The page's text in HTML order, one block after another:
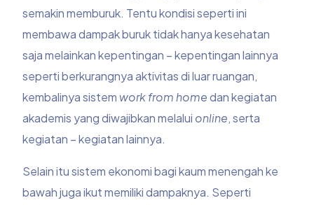
semakin memburuk. Tentu kondisi seperti ini
membawa dampak buruk tidak hanya kesehatan
saja melainkan kepentingan – kepentingan lainnya
seperti berkurangnya aktivitas di luar ruangan,
kembalinya sistem work from homedan kegiatan
akademis yang diwajibkan melalui online, serta
kegiatan – kegiatan lainnya.
Selain itu sistem ekonomi bagi kaum menengah ke
bawah juga ikut memiliki dampaknya. Seperti